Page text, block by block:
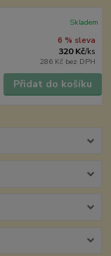
6 % sleva
320 Kč/ks
286 Kč bez DPH
Skladem
Přidat do košíku